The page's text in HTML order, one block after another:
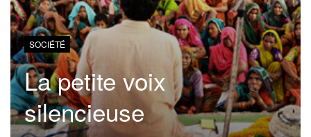
SOCIÉTÉ
La petite voix
silencieuse